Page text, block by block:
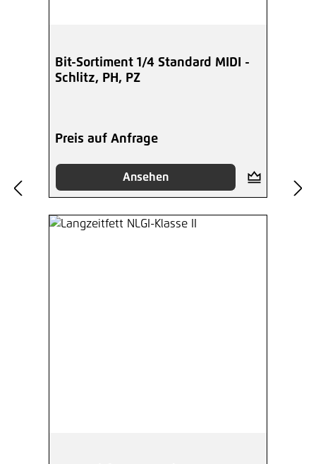
Bit-Sortiment 1/4 Standard MIDI -
Schlitz, PH, PZ
Preis auf Anfrage
Ansehen